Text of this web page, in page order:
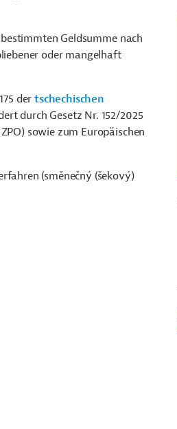
Geldsumme nach
oder mangelhaft
dertschechischen
durch Gesetz Nr. 152/2025
sowie zum Europäischen
(směnečný (šekový)